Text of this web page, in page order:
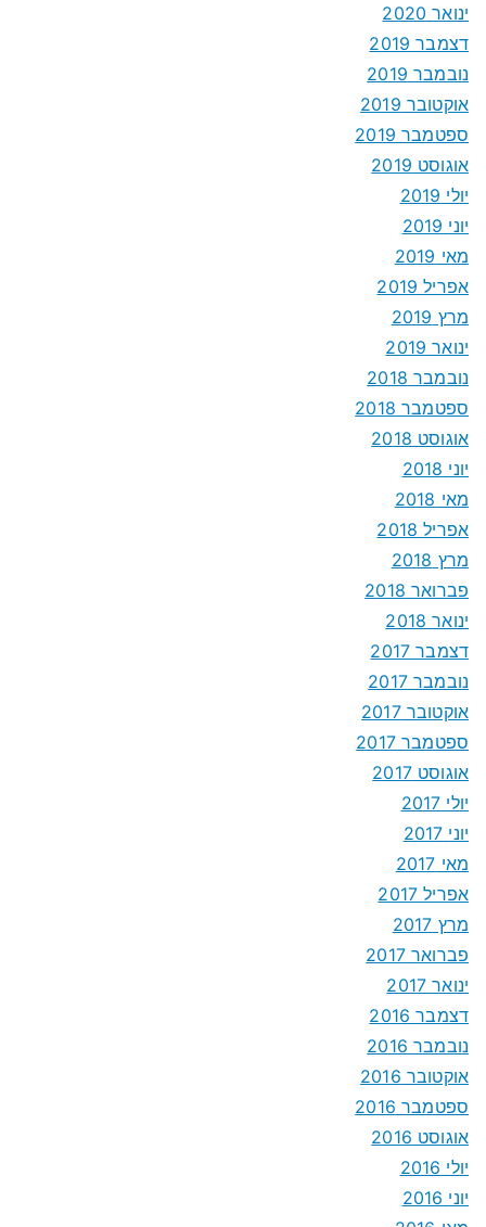
ינואר 2020
דצמבר 2019
נובמבר 2019
אוקטובר 2019
ספטמבר 2019
אוגוסט 2019
יולי 2019
יוני 2019
מאי 2019
אפריל 2019
מרץ 2019
ינואר 2019
נובמבר 2018
ספטמבר 2018
אוגוסט 2018
יוני 2018
מאי 2018
אפריל 2018
מרץ 2018
פברואר 2018
ינואר 2018
דצמבר 2017
נובמבר 2017
אוקטובר 2017
ספטמבר 2017
אוגוסט 2017
יולי 2017
יוני 2017
מאי 2017
אפריל 2017
מרץ 2017
פברואר 2017
ינואר 2017
דצמבר 2016
נובמבר 2016
אוקטובר 2016
ספטמבר 2016
אוגוסט 2016
יולי 2016
יוני 2016